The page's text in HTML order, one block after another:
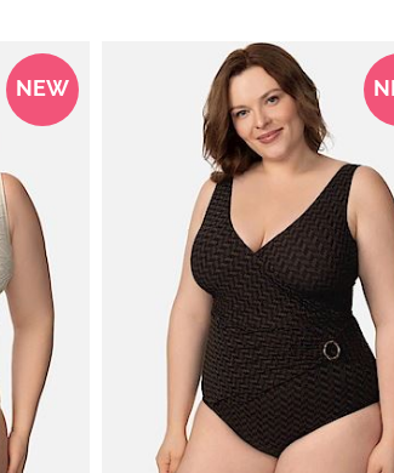
модели и цветови комбинации във
тонове – под формата на най-често
две части
долнище, които
правила са в миналото: създайте
като триъгълници, тип на бикините и
долната част на банския е изключително
да заложите на долнище с висока талия.
допълнителни бонуси, а модните
висока талия
сила да прибират коремчето и
NEW